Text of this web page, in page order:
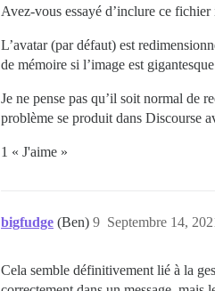
Avez-vous essayé d’inclure ce fichier
L’avatar (par défaut) est
de mémoire si l’image est
Je ne pense pas qu’il soit normal de
problème se produit dans Discourse
1 « J'aime »
bigfudge (Ben) Septembre 14,
9
Cela semble définitivement lié à la